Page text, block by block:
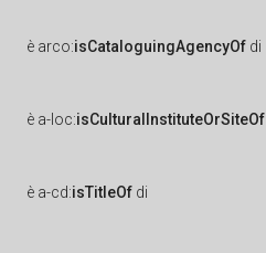
è arco:isCataloguingAgencyOf di
è a-loc:isCulturalInstituteOrSiteOf
è a-cd:isTitleOf di